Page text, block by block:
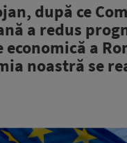
după ce
a redus
economică a
noastră se